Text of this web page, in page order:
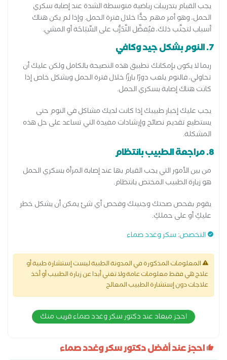
يجب القيام بتدريبات رياضية متوسطة الشدة عند إصابة سكري
الحمل، وهو أمر مهم جدًّا خلال فترة الحمل. وإذا لم يكن هناك
أسباب لتجنَّب ذلك، فيُفضَّل التَّدَرُّب على السِّبَاحَة أو المشي.
7. النوم بشكل جيد وكافي
ربما لا يكون بإمكانك تطبيق هذه النصيحة بالكامل ولكن عليك أن
تحاولي، فالنوم يلعب دورًا بارزًا خلال فترة الحمل وبشكل خاص إذا
كانت هناك إصابة بسكري الحمل.
يجب عليك إخبار طبيبك إذا كانت لديك مشاكل في النوم حتى
يستطيع تقديم نصائح وإرشادات مفيدة التي تساعد على حل هذه
المشكلة.
8. مراجعة الطبيب بانتظام
من بين الأمور التي يجب القيام بها عند إصابة المرأة بسكري الحمل
هو زيارة الطبيب المختص بانتظام.
يقوم بفحص صحتك وجنينك وفحص أي شئ يمكن أن يشكل خطر
عليكِ أو على حملكِ.
التخصص: سكر وغدد صماء
المعلومات المذكورة في المدونة الطبية ليست إستشارة طبية أو
علاج هي فقط معلومات عامة ولا تغني أبدا عن زيارة الطبيب أو أخذ
علاجات دون إستشارة الطبيب المعالج
احجز ميعاد عند دكتور سكر وغدد صماء قريب منك
احجز عند أفضل دكتور سكر وغدد صماء